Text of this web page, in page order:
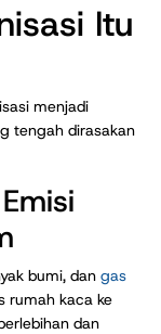
Itu
menjadi
tengah dirasakan
bumi, dan gas
rumah kaca ke
dan